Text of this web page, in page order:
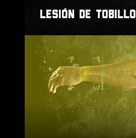
LESIÓN DE TOBILLO